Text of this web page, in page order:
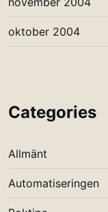
oktober 2004
Categories
Allmänt
Automatiseringen